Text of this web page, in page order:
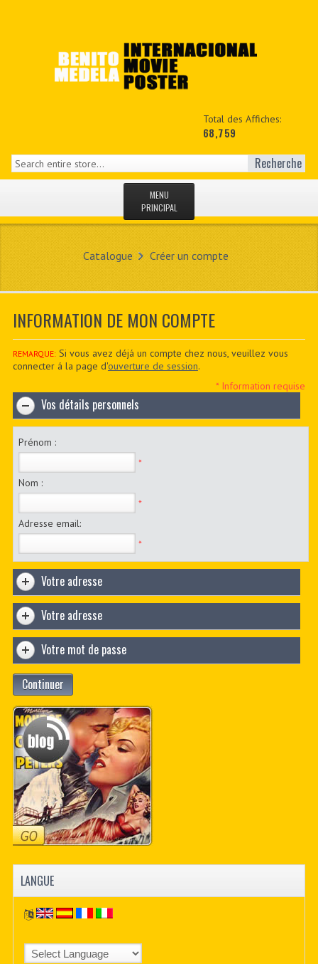
Total des Affiches:
68,759
Recherche
MENU
PRINCIPAL
MON COPTE
CONTACTER
PDF BOOKS
Catalogue Créer un compte
INFORMATION DE MON COMPTE
REMARQUE:Si vous avez déjá un compte chez nous, veuillez vous
connecter á la page d'ouverture de session.
* Information requise
Vos détails personnels
Prénom :
*
Nom :
*
Adresse email:
*
Votre adresse
Votre adresse
Votre mot de passe
Continuer
LANGUE